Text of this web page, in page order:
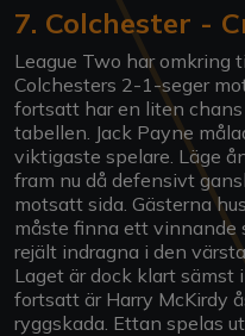
7. Colchester -
League Two har omkring
Colchesters 2-1-seger
fortsatt har en liten
tabellen. Jack Payne
viktigaste spelare. Läge
fram nu då defensivt
motsatt sida. Gästerna
måste finna ett vinnande
rejält indragna i den
Laget är dock klart sämst
fortsatt är Harry McKirdy
ryggskada. Ettan spelas